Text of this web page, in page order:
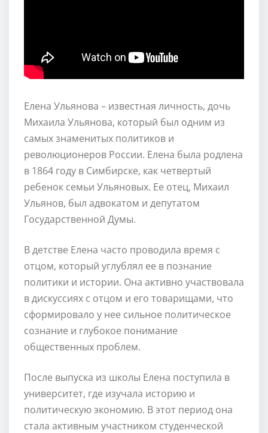
Елена Ульянова – известная личность, дочь
Михаила Ульянова, который был одним из
самых знаменитых политиков и
революционеров России. Елена была родлена
в 1864 году в Симбирске, как четвертый
ребенок семьи Ульяновых. Ее отец, Михаил
Ульянов, был адвокатом и депутатом
Государственной Думы.
В детстве Елена часто проводила время с
отцом, который углублял ее в познание
политики и истории. Она активно участвовала
в дискуссиях с отцом и его товарищами, что
сформировало у нее сильное политическое
сознание и глубокое понимание
общественных проблем.
После выпуска из школы Елена поступила в
университет, где изучала историю и
политическую экономию. В этот период она
стала активным участником студенческой